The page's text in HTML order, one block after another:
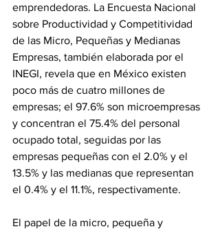
emprendedoras. La Encuesta Nacional
sobre Productividad y Competitividad
de las Micro, Pequeñas y Medianas
Empresas, también elaborada por el
INEGI, revela que en México existen
poco más de cuatro millones de
empresas; el 97.6% son microempresas
y concentran el 75.4% del personal
ocupado total, seguidas por las
empresas pequeñas con el 2.0% y el
13.5% y las medianas que representan
el 0.4% y el 11.1%, respectivamente.
El papel de la micro, pequeña y